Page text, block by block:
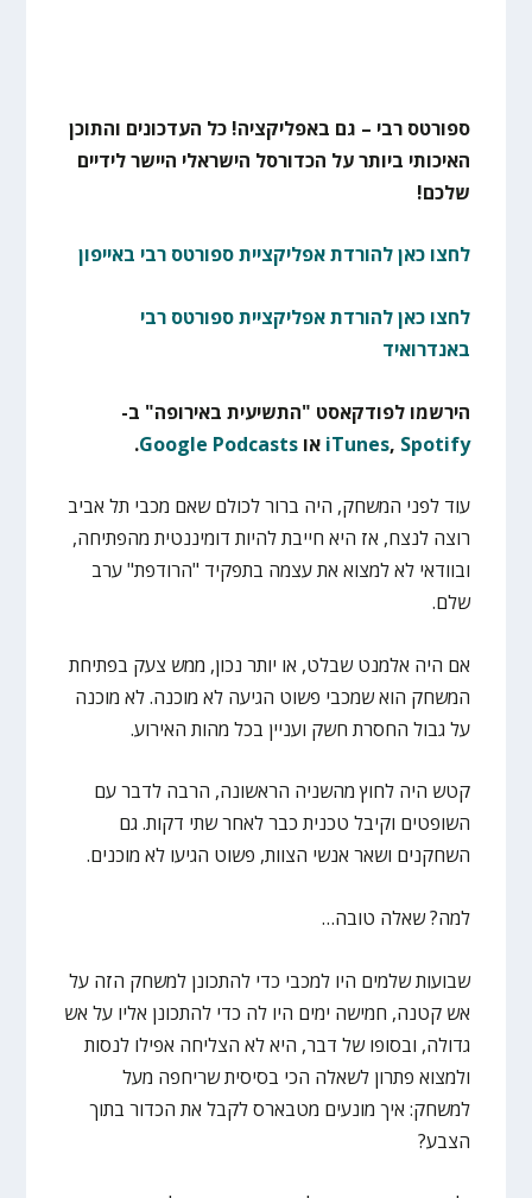
ספורטס רבי – גם באפליקציה! כל העדכונים והתוכן
האיכותי ביותר על הכדורסל הישראלי היישר לידיים
שלכם!
לחצו כאן להורדת אפליקציית ספורטס רבי באייפון
לחצו כאן להורדת אפליקציית ספורטס רבי
באנדרואיד
הירשמו לפודקאסט "התשיעית באירופה" ב-
iTunes, Spotify אוGoogle Podcasts
.
עוד לפני המשחק, היה ברור לכולם שאם מכבי תל אביב
רוצה לנצח, אז היא חייבת להיות דומיננטית מהפתיחה,
ובוודאי לא למצוא את עצמה בתפקיד "הרודפת" ערב
שלם.
אם היה אלמנט שבלט, או יותר נכון, ממש צעק בפתיחת
המשחק הוא שמכבי פשוט הגיעה לא מוכנה. לא מוכנה
על גבול החסרת חשק ועניין בכל מהות האירוע.
קטש היה לחוץ מהשניה הראשונה, הרבה לדבר עם
השופטים וקיבל טכנית כבר לאחר שתי דקות. גם
השחקנים ושאר אנשי הצוות, פשוט הגיעו לא מוכנים.
למה? שאלה טובה…
שבועות שלמים היו למכבי כדי להתכונן למשחק הזה על
אש קטנה, חמישה ימים היו לה כדי להתכונן אליו על אש
גדולה, ובסופו של דבר, היא לא הצליחה אפילו לנסות
ולמצוא פתרון לשאלה הכי בסיסית שריחפה מעל
למשחק: איך מונעים מטבארס לקבל את הכדור בתוך
הצבע?